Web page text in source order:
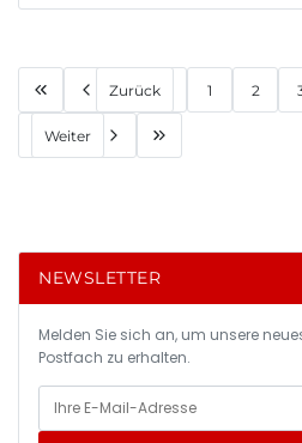
Zurück 1 2
Weiter
NEWSLETTER
Melden Sie sich an, um unsere
Postfach zu erhalten.